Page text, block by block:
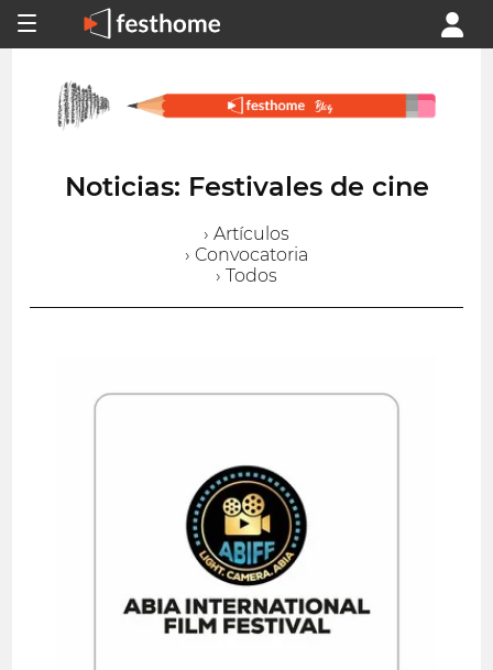
Noticias: Festivales de cine
› Artículos
› Convocatoria
› Todos